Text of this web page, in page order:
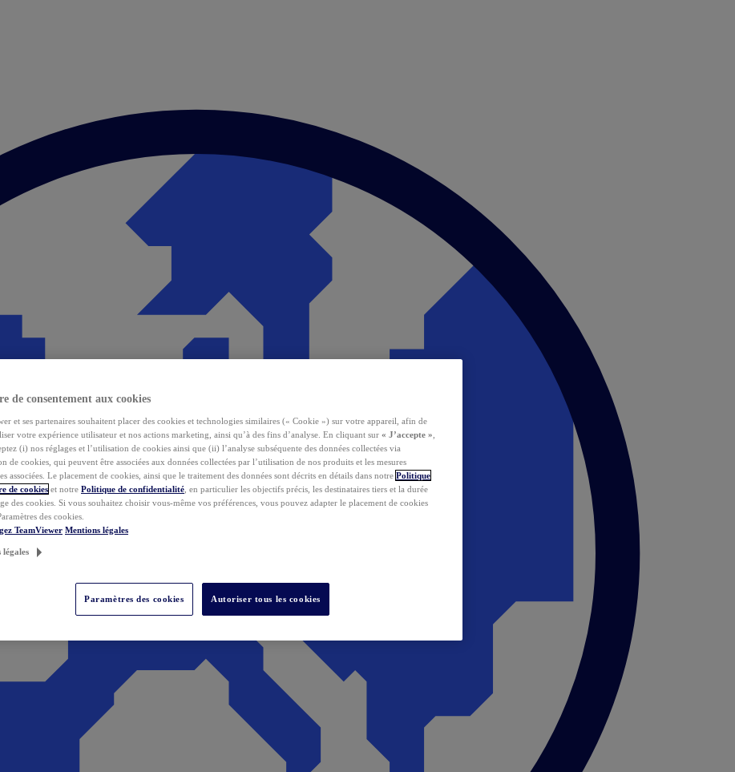
de consentement aux cookies
et ses partenaires souhaitent placer des cookies et technologies similaires (« Cookie ») sur votre appareil, afin de
votre expérience utilisateur et nos actions marketing, ainsi qu’à des fins d’analyse. En cliquant sur « J’accepte »
(i) nos réglages et l’utilisation de cookies ainsi que (ii) l’analyse subséquente des données collectées via
de cookies, qui peuvent être associées aux données collectées par l’utilisation de nos produits et les mesures
associées. Le placement de cookies, ainsi que le traitement des données sont décrits en détails dans notre Politique
de cookies et notre Politique de confidentialité , en particulier les objectifs précis, les destinataires tiers et la durée
des cookies. Si vous souhaitez choisir vous-même vos préférences, vous pouvez adapter le placement de cookies
des cookies.
TeamViewer Mentions légales
légales
Paramètres des cookies Autoriser tous les cookies